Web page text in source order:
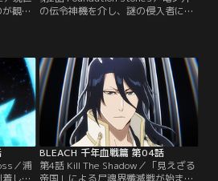
観測
襲撃に
けたの
間たち
した
前
ネ
の伝令神機を介し、謎の侵入者によ
を見廻っていると、かつて行動を共
にした破面、ネル・トゥとペッシ
ェ・ガティーシェが虚圏からやって
きた。虚圏もまた正体不明の敵に攻
撃されており、一護に助けを求める
二人。【提供：バンダイチャンネ
ル】
／浦
した
BLEACH 千年血戦篇 第04話
第4話 Kill The Shadow／「見えざる
帝国」による尸魂界殲滅戦が始まっ